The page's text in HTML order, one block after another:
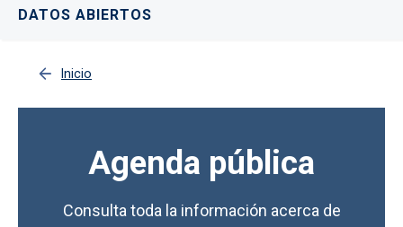
DATOS ABIERTOS
Inicio
Agenda pública
Consulta toda la información acerca de